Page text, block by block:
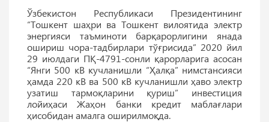
Ўзбекистон Республикаси Президентининг
“Тошкент шаҳри ва Тошкент вилоятида электр
энергияси таъминоти барқарорлигини янада
ошириш чора-тадбирлари тўғрисида” 2020 йил
29 июлдаги ПҚ-4791-сонли қарорларига асосан
“Янги 500 кВ кучланишли “Ҳалқа” нимстансияси
ҳамда 220 кВ ва 500 кВ кучланишли ҳаво электр
узатиш тармоқларини қуриш” инвестиция
лойиҳаси Жаҳон банки кредит маблағлари
ҳисобидан амалга оширилмоқда.